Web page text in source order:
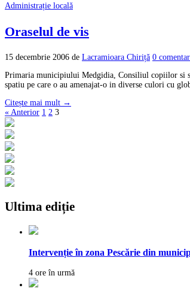
Administrație locală
Oraselul de vis
15 decembrie 2006 de Lacramioara Chiriță 0
Primaria municipiului Medgidia, Consiliul copiilor si
spatiu pe care o au amenajat-o in diverse culori cu
Citește mai mult →
« Anterior 1 2 3
Ultima ediție
Intervenție în zona Pescărie din
4 ore în urmă